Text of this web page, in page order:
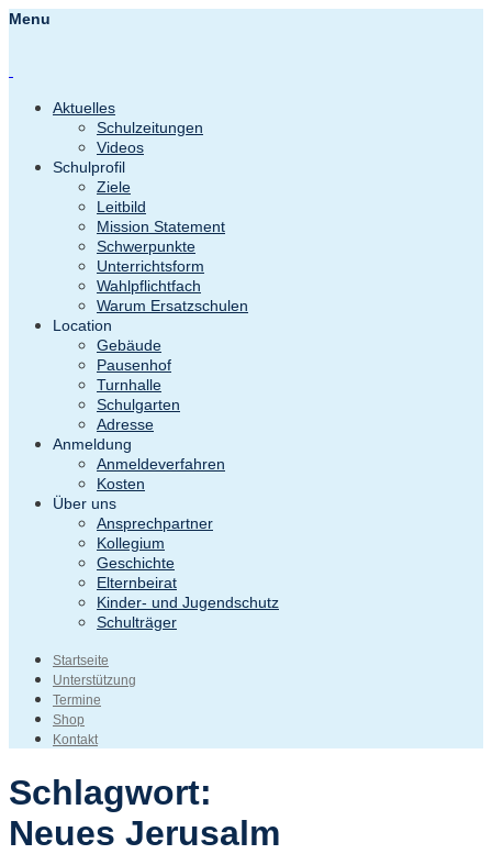
Menu
Aktuelles
Schulzeitungen
Videos
Schulprofil
Ziele
Leitbild
Mission Statement
Schwerpunkte
Unterrichtsform
Wahlpflichtfach
Warum Ersatzschulen
Location
Gebäude
Pausenhof
Turnhalle
Schulgarten
Adresse
Anmeldung
Anmeldeverfahren
Kosten
Über uns
Ansprechpartner
Kollegium
Geschichte
Elternbeirat
Kinder- und Jugendschutz
Schulträger
Startseite
Unterstützung
Termine
Shop
Kontakt
Schlagwort:
Neues Jerusalm